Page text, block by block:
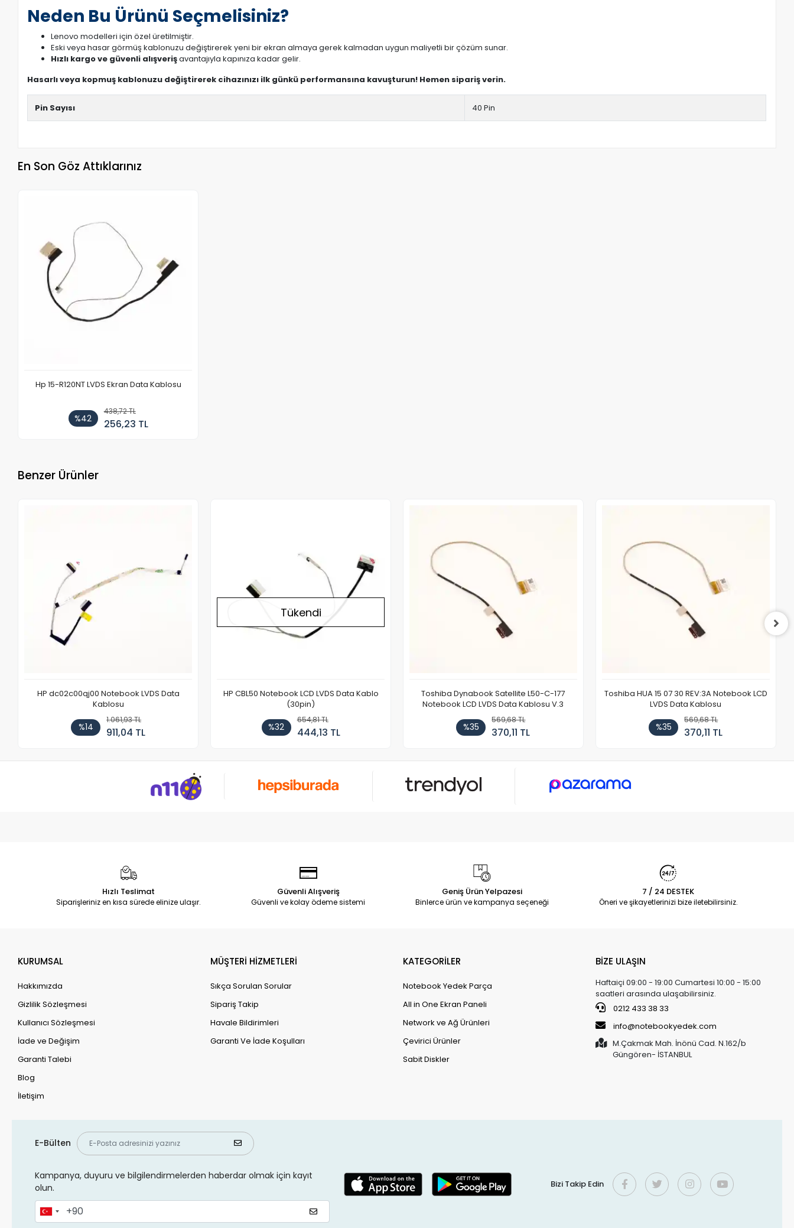
Neden Bu Ürünü Seçmelisiniz?
Lenovo modelleri için özel üretilmiştir.
Eski veya hasar görmüş kablonuzu değiştirerek yeni bir ekran almaya gerek kalmadan uygun maliyetli bir çözüm sunar.
Hızlı kargo ve güvenli alışverişavantajıyla kapınıza kadar gelir.
Hasarlı veya kopmuş kablonuzu değiştirerek cihazınızı ilk günkü performansına kavuşturun! Hemen sipariş verin.
Pin Sayısı 40 Pin
En Son Göz Attıklarınız
Hp 15-R120NT LVDS Ekran Data Kablosu
%42
438,72 TL
256,23 TL
Benzer Ürünler
HP dc02c00qj00 Notebook LVDS Data
Kablosu
%14
1.061,93 TL
911,04 TL
Tükendi
HP CBL50 Notebook LCD LVDS Data Kablo
(30pin)
%32
654,81 TL
444,13 TL
Toshiba Dynabook Satellite L50-C-177
Notebook LCD LVDS Data Kablosu V.3
%35
569,68 TL
370,11 TL
Toshiba HUA 15 07 30 REV:3A Notebook LCD
LVDS Data Kablosu
%35
569,68 TL
370,11 TL
Hızlı Teslimat
Siparişleriniz en kısa sürede elinize ulaşır.
Güvenli Alışveriş
Güvenli ve kolay ödeme sistemi
Geniş Ürün Yelpazesi
Binlerce ürün ve kampanya seçeneği
7 / 24 DESTEK
Öneri ve şikayetlerinizi bize iletebilirsiniz.
KURUMSAL
Hakkımızda
Gizlilik Sözleşmesi
Kullanıcı Sözleşmesi
İade ve Değişim
Garanti Talebi
Blog
İletişim
MÜŞTERİ HİZMETLERİ
Sıkça Sorulan Sorular
Sipariş Takip
Havale Bildirimleri
Garanti Ve İade Koşulları
KATEGORİLER
Notebook Yedek Parça
All in One Ekran Paneli
Network ve Ağ Ürünleri
Çevirici Ürünler
Sabit Diskler
BİZE ULAŞIN
Haftaiçi 09:00 - 19:00 Cumartesi 10:00 - 15:00
saatleri arasında ulaşabilirsiniz.
0212 433 38 33
info@notebookyedek.com
M.Çakmak Mah. İnönü Cad. N.162/b
Güngören- İSTANBUL
E-Bülten
Kampanya, duyuru ve bilgilendirmelerden haberdar olmak için kayıt
olun.
Bizi Takip Edin